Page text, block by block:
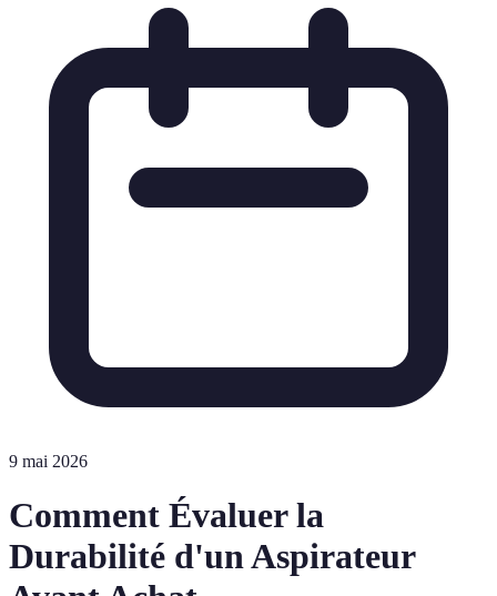
9 mai 2026
Comment Évaluer la
Durabilité d'un Aspirateur